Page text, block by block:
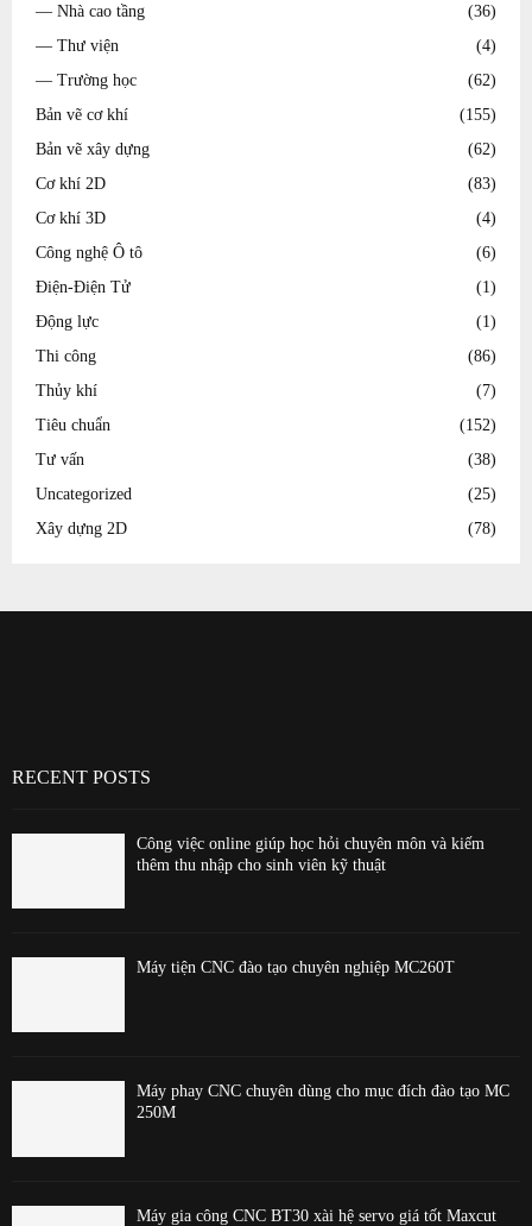
— Nhà cao tầng
(36)
— Thư viện
(4)
— Trường học
(62)
Bản vẽ cơ khí
(155)
Bản vẽ xây dựng
(62)
Cơ khí 2D
(83)
Cơ khí 3D
(4)
Công nghệ Ô tô
(6)
Điện-Điện Tử
(1)
Động lực
(1)
Thi công
(86)
Thủy khí
(7)
Tiêu chuẩn
(152)
Tư vấn
(38)
Uncategorized
(25)
Xây dựng 2D
(78)
RECENT POSTS
Công việc online giúp học hỏi chuyên môn và kiếm
thêm thu nhập cho sinh viên kỹ thuật
Máy tiện CNC đào tạo chuyên nghiệp MC260T
Máy phay CNC chuyên dùng cho mục đích đào tạo MC
250M
Máy gia công CNC BT30 xài hệ servo giá tốt Maxcut